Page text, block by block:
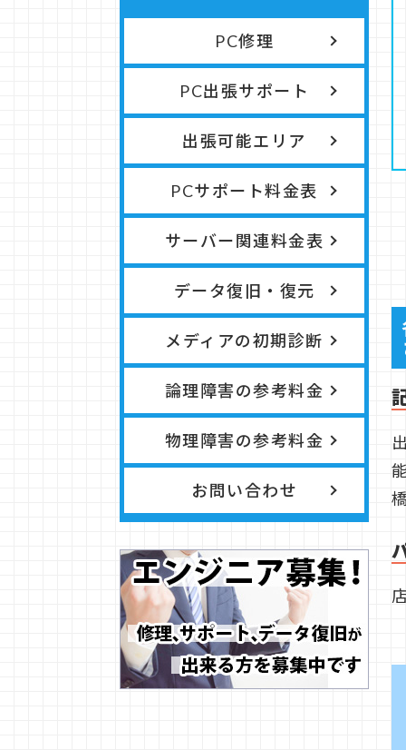
PC修理
PC出張サポート
出張可能エリア
PCサポート料金表
サーバー関連料金表
データ復旧・復元
メディアの初期診断
論理障害の参考料金
物理障害の参考料金
お問い合わせ